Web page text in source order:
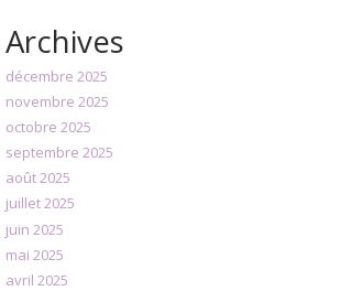
Archives
décembre 2025
novembre 2025
octobre 2025
septembre 2025
août 2025
juillet 2025
juin 2025
mai 2025
avril 2025